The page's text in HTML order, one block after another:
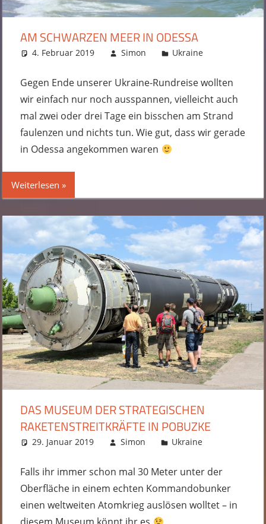
AM SCHWARZEN MEER IN ODESSA
4. Februar 2019 Simon
Ukraine
Gegen Ende unserer Ukraine-Rundreise wollten
wir einfach nur noch ausspannen, vielleicht auch
mal zwei oder drei Tage ein bisschen am Strand
faulenzen und nichts tun. Wie gut, dass wir gerade
in Odessa angekommen waren
Weiterlesen
DAS MUSEUM DER STRATEGISCHEN
RAKETENSTREITKRÄFTE IN POBUZKE
29. Januar 2019 Simon Ukraine
Falls ihr immer schon mal 30 Meter unter der
Oberfläche in einem echten Kommandobunker
einen weltweiten Atomkrieg auslösen wolltet – in